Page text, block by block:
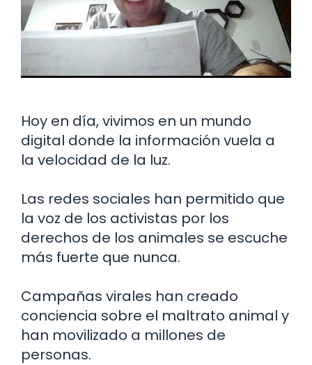
Hoy en día, vivimos en un mundo
digital donde la información vuela a
la velocidad de la luz.
Las redes sociales han permitido que
la voz de los activistas por los
derechos de los animales se escuche
más fuerte que nunca.
Campañas virales han creado
conciencia sobre el maltrato animal y
han movilizado a millones de
personas.